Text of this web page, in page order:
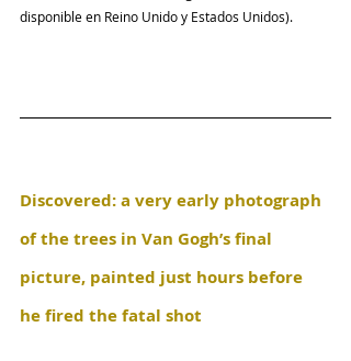
disponible en Reino Unido y Estados Unidos).
Discovered: a very early photograph
of the trees in Van Gogh’s final
picture, painted just hours before
he fired the fatal shot